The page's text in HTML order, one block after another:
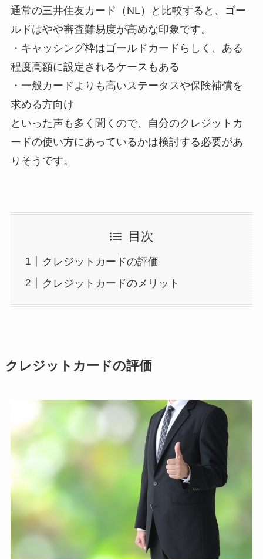
通常の三井住友カード（NL）と比較すると、ゴー
ルドはやや審査難易度が高めな印象です。
・キャッシング枠はゴールドカードらしく、ある
程度高額に設定されるケースもある
・一般カードよりも高いステータスや保険補償を
求める方向け
といった声も多く聞くので、自分のクレジットカ
ードの使い方にあっているかは検討する必要があ
りそうです。
目次
クレジットカードの評価
クレジットカードのメリット
クレジットカードの評価